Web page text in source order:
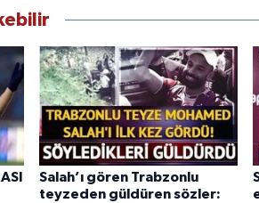
Salah’ı gören Trabzonlu
teyzeden güldüren sözler: